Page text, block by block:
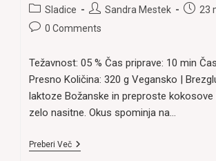
Post
category:
Sladice
Post
author:
Sandra Mestek
Post23
Post0 Comments
Težavnost: 05 % Čas priprave: 10 min
Presno Količina: 320 g Vegansko |
laktoze Božanske in preproste kokosove
zelo nasitne. Okus spominja na…
Preberi VečKokosove